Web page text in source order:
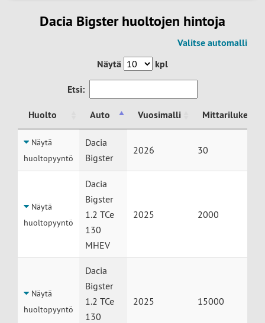
Dacia Bigster huoltojen hintoja
Valitse automalli
Näytä
kpl
Etsi:
Huolto Auto Vuosimalli
Mittarilukema
Huolto
Auto
Näytä
huoltopyyntö
Dacia
Bigster
2026 30
Näytä
huoltopyyntö
Dacia
Bigster
1.2 TCe
130
MHEV
2025 2000
Näytä
huoltopyyntö
Dacia
Bigster
1.2 TCe
130
2025 15000